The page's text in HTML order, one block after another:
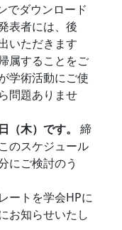
でダウンロード
表者には、後
いただきます
属することをご
学術活動にご使
問題ありませ
（木）です。
締
のスケジュール
にご検討のう
ートを学会HPに
お知らせいたし